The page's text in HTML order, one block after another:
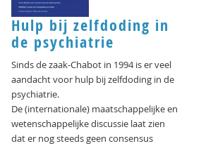
Hulp bij zelfdoding in
de psychiatrie
Sinds de zaak-Chabot in 1994 is er veel
aandacht voor hulp bij zelfdoding in de
psychiatrie.
De (internationale) maatschappelijke en
wetenschappelijke discussie laat zien
dat er nog steeds geen consensus